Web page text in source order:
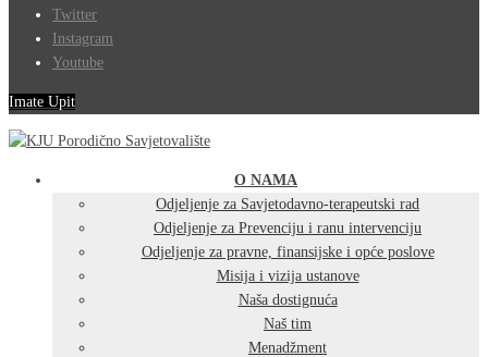
Twitter
Instagram
Youtube
Imate Upit
O NAMA
Odjeljenje za Savjetodavno-terapeutski rad
Odjeljenje za Prevenciju i ranu intervenciju
Odjeljenje za pravne, finansijske i opće poslove
Misija i vizija ustanove
Naša dostignuća
Naš tim
Menadžment